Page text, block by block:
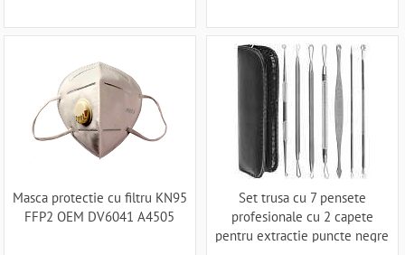
Masca protectie cu filtru KN95
FFP2 OEM DV6041 A4505
Set trusa cu 7 pensete
profesionale cu 2 capete
pentru extractie puncte negre